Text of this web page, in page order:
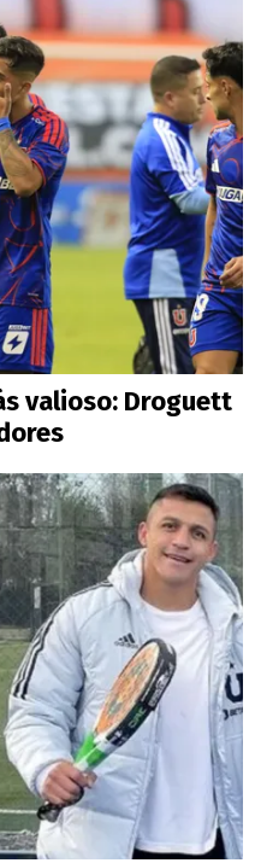
valioso: Droguett